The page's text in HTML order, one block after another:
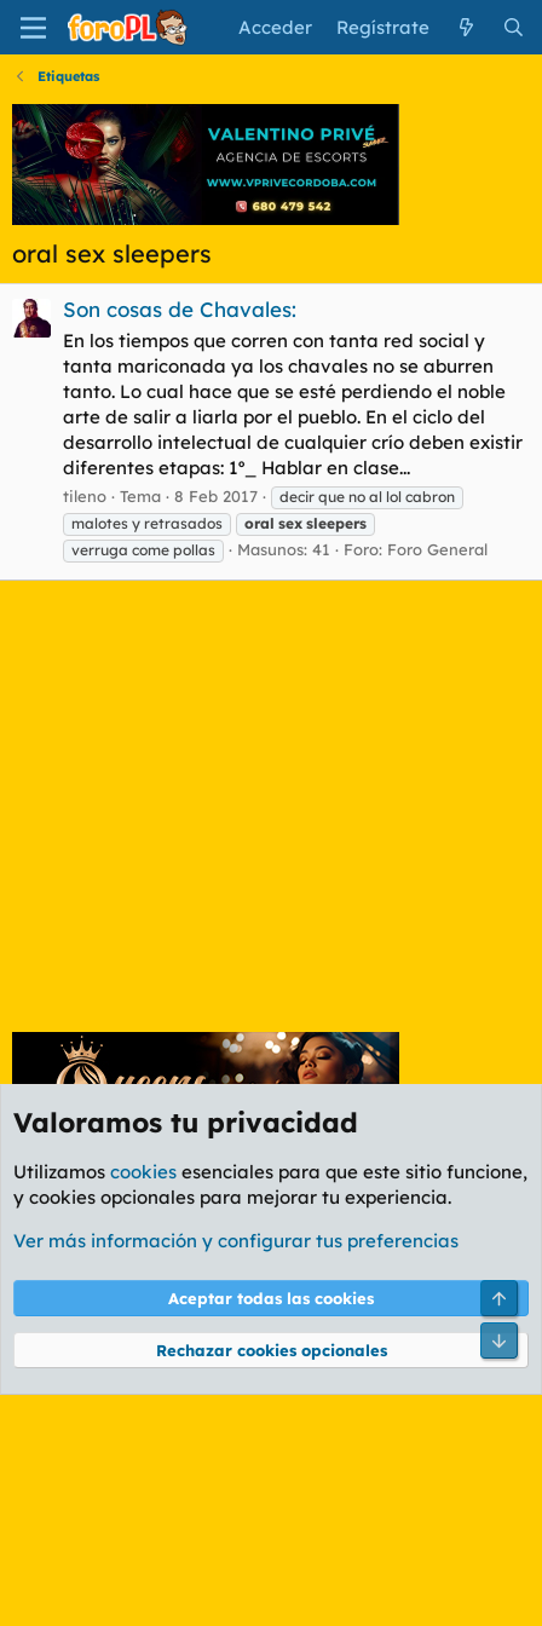
Acceder Regístrate
Etiquetas
oral sex sleepers
Son cosas de Chavales:
En los tiempos que corren con tanta red social y
tanta mariconada ya los chavales no se aburren
tanto. Lo cual hace que se esté perdiendo el noble
arte de salir a liarla por el pueblo. En el ciclo del
desarrollo intelectual de cualquier crío deben existir
diferentes etapas: 1º_ Hablar en clase...
tileno Tema 8 Feb 2017
decir que no al lol cabron
malotes y retrasados
oral sex sleepers
verruga come pollas
Masunos: 41 Foro: Foro General
Etiquetas
Cookies
PL OLDSTYLE AMARILLO
Términos y reglas Política de privacidad Ayuda
Community platform by XenForo® © 2010-2026 XenForo Ltd.
Valoramos tu privacidad
Utilizamos cookies esenciales para que este sitio funcione,
y cookies opcionales para mejorar tu experiencia.
Ver más información y configurar tus preferencias
Aceptar todas las cookies
Rechazar cookies opcionales
Pie